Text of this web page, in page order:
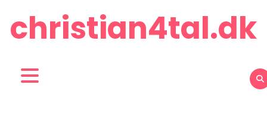
content
christian4tal.dk